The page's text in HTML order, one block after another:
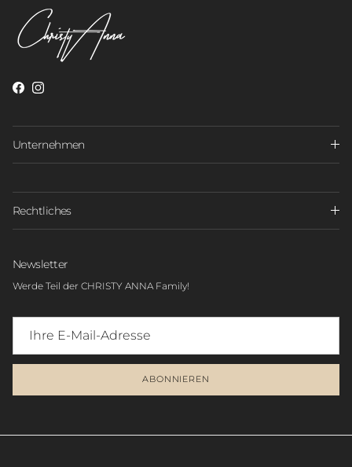
Unternehmen
Rechtliches
Newsletter
Werde Teil der CHRISTY ANNA Family!
ABONNIEREN